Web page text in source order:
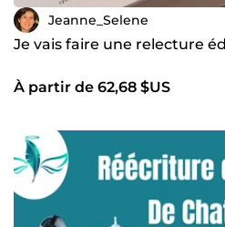
Jeanne_Selene
Je vais faire une relecture
À partir de 62,68 $US